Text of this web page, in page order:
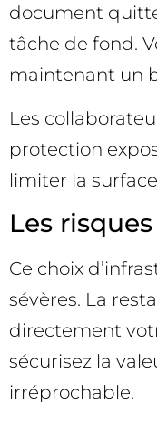
document
tâche de fond.
maintenant un
Les
protection
limiter la
Les
Ce choix
sévères. La
directement
sécurisez la
irréprochable.